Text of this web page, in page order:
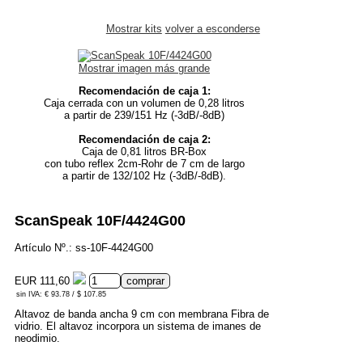
Mostrar kits volver a esconderse
Mostrar imagen más grande
Recomendación de caja 1:
Caja cerrada con un volumen de 0,28 litros
a partir de 239/151 Hz (-3dB/-8dB)
Recomendación de caja 2:
Caja de 0,81 litros BR-Box
con tubo reflex 2cm-Rohr de 7 cm de largo
a partir de 132/102 Hz (-3dB/-8dB).
ScanSpeak 10F/4424G00
Artículo Nº.: ss-10F-4424G00
EUR 111,60
sin IVA: € 93.78 / $ 107.85
Altavoz de banda ancha 9 cm con membrana Fibra de
vidrio. El altavoz incorpora un sistema de imanes de
neodimio.